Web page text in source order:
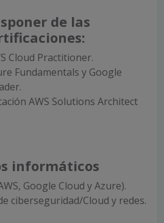
de las
Cloud Practitioner.
Fundamentals y Google
AWS Solutions Architect
informáticos
Google Cloud y Azure).
ciberseguridad/Cloud y redes.